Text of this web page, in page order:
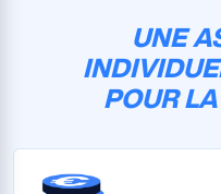
UNE
POUR